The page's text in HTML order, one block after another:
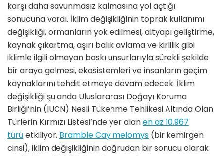
karşı daha savunmasız kalmasına yol açtığı
sonucuna vardı. İklim değişikliğinin toprak kullanımı
değişikliği, ormanların yok edilmesi, altyapı geliştirme,
kaynak çıkartma, aşırı balık avlama ve kirlilik gibi
iklimle ilgili olmayan baskı unsurlarıyla sürekli şekilde
bir araya gelmesi, ekosistemleri ve insanların geçim
kaynaklarını tehdit etmeye devam edecek. İklim
değişikliği şu anda Uluslararası Doğayı Koruma
Birliği’nin (IUCN) Nesli Tükenme Tehlikesi Altında Olan
Türlerin Kırmızı Listesi’nde yer alanen az 10.967
türüetkiliyor. Bramble Cay melomys (bir kemirgen
cinsi), iklim değişikliğinin doğrudan bir sonucu olarak